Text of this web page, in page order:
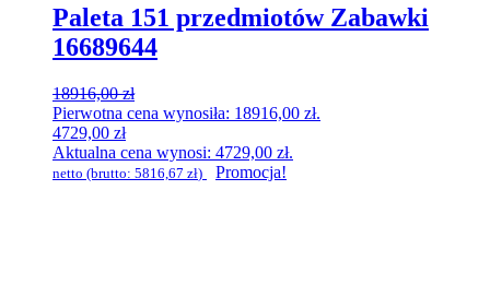
Paleta 151 przedmiotów Zabawki
16689644
18916,00zł
Pierwotna cena wynosiła: 18916,00 zł.
4729,00 zł
Aktualna cena wynosi: 4729,00 zł.
netto (brutto: 5816,67 zł) Promocja!